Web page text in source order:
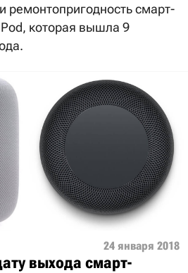
ремонтопригодность смарт-
которая вышла 9
24 января 2018
выхода смарт-